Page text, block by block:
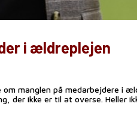
i ældreplejen
om manglen på medarbejdere i
der ikke er til at overse. Heller